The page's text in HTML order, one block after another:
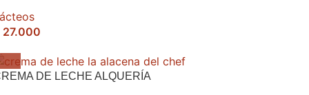
27.000
DE LECHE ALQUERÍA